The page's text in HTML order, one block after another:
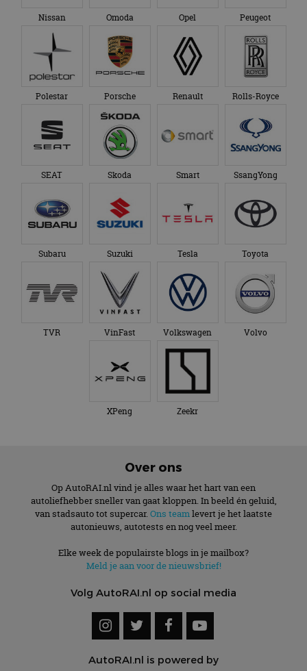
Nissan Omoda Opel Peugeot
Polestar Porsche Renault Rolls-Royce
SEAT Skoda Smart SsangYong
Subaru Suzuki Tesla Toyota
TVR VinFast Volkswagen Volvo
XPeng Zeekr
Over ons
Op AutoRAI.nl vind je alles waar het hart van een
autoliefhebber sneller van gaat kloppen. In beeld én geluid,
van stadsauto tot supercar. Ons team levert je het laatste
autonieuws, autotests en nog veel meer.
Elke week de populairste blogs in je mailbox?
Meld je aan voor de nieuwsbrief!
Volg AutoRAI.nl op social media
AutoRAI.nl is powered by